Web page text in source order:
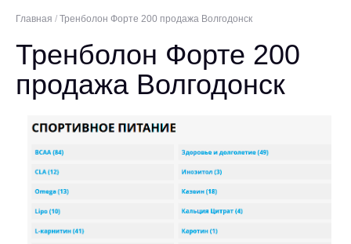
Главная / Тренболон Форте 200 продажа Волгодонск
Тренболон Форте 200
продажа Волгодонск